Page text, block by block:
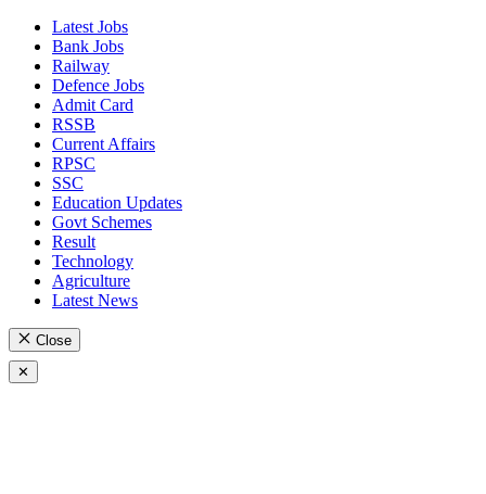
Latest Jobs
Bank Jobs
Railway
Defence Jobs
Admit Card
RSSB
Current Affairs
RPSC
SSC
Education Updates
Govt Schemes
Result
Technology
Agriculture
Latest News
Close
✕